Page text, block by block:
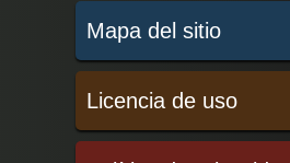
Mapa del sitio
Licencia de uso